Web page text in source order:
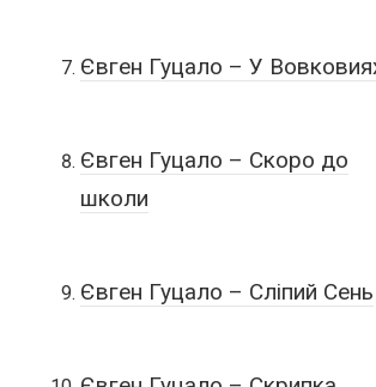
Євген Гуцало – У
Євген Гуцало – Скоро до
школи
Євген Гуцало – Сліпий Сень